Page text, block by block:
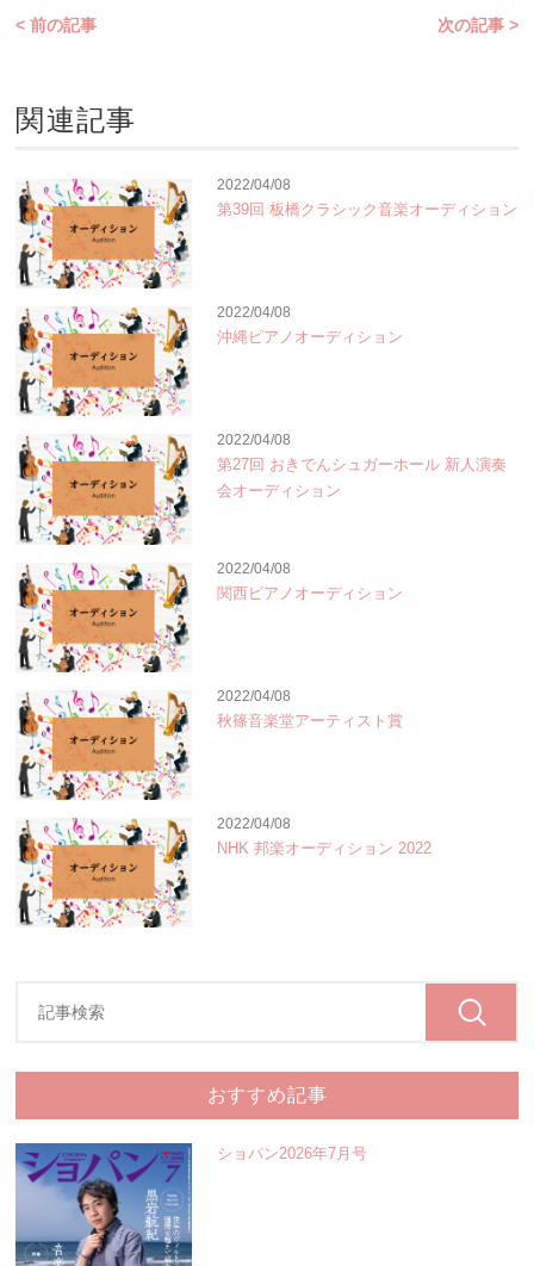
< 前の記事 次の記事 >
関連記事
2022/04/08
第39回 板橋クラシック音楽オーディション
2022/04/08
沖縄ピアノオーディション
2022/04/08
第27回 おきでんシュガーホール 新人演奏
会オーディション
2022/04/08
関西ピアノオーディション
2022/04/08
秋篠音楽堂アーティスト賞
2022/04/08
NHK 邦楽オーディション 2022
おすすめ記事
ショパン2026年7月号